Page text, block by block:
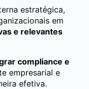
estratégica,
em
e relevantes
compliance e
empresarial e
efetiva.